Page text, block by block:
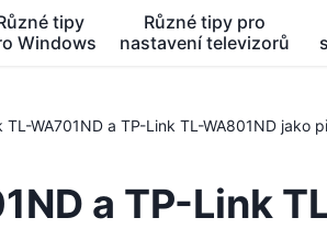
tipy
Windows
Různé tipy pro
nastavení televizorů
TL-WA701ND a TP-Link TL-WA801ND
a TP-Link